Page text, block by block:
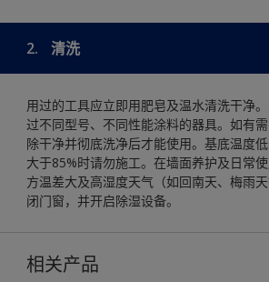
2. 清洗
用过的工具应立即用肥皂及温水清洗干净
过不同型号、不同性能涂料的器具。如有
除干净并彻底洗净后才能使用。基底温度
大于85%时请勿施工。在墙面养护及日常
方温差大及高湿度天气（如回南天、梅雨
闭门窗，并开启除湿设备。
相关产品